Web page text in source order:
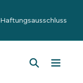
Haftungsausschluss